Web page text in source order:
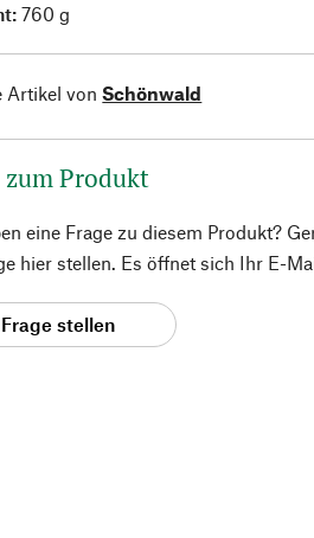
760 g
Artikel von Schönwald
zum Produkt
eine Frage zu diesem Produkt?
hier stellen. Es öffnet sich Ihr E-
Frage stellen